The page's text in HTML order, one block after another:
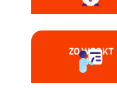
ZO WERKT
HET